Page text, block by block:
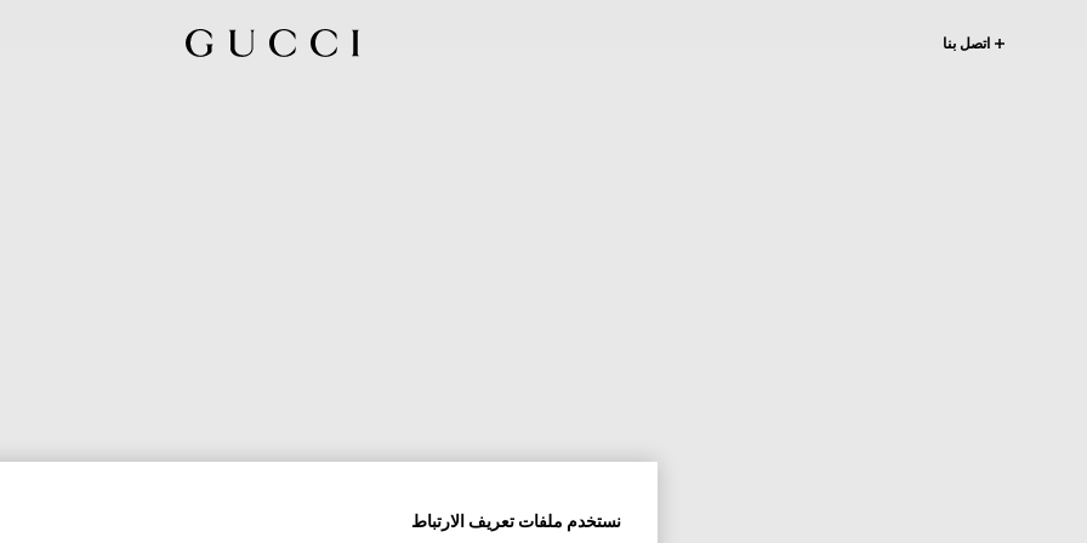
اتصل بنا
نستخدم ملفات تعريف الارتباط